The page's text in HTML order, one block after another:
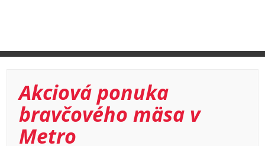
Akciová ponuka
bravčového mäsa v
Metro